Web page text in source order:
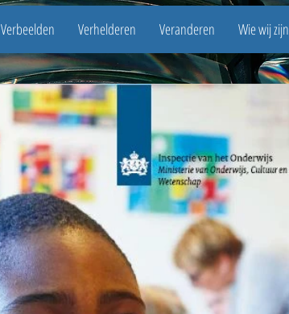
Verbeelden Verhelderen Veranderen Wie wij zijn